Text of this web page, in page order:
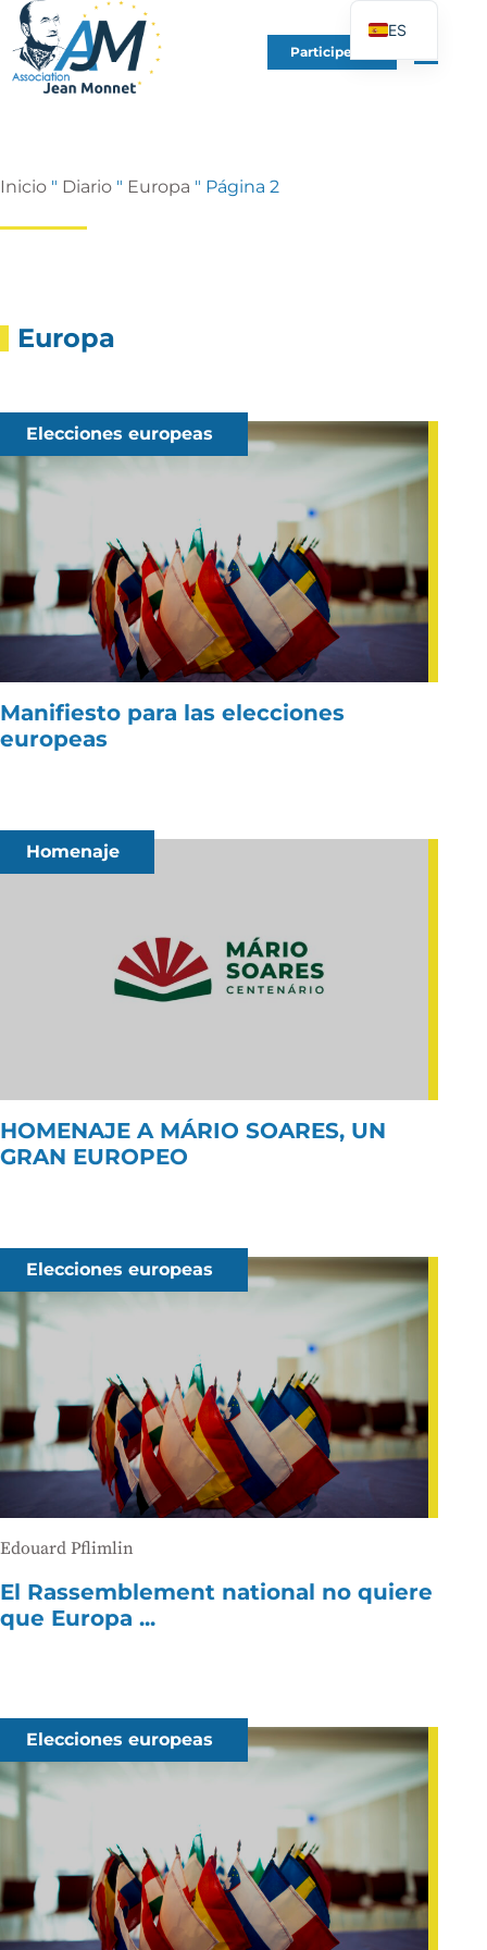
Participe en
Inicio " Diario " Europa " Página 2
Europa
Elecciones europeas
Manifiesto para las elecciones
europeas
Homenaje
HOMENAJE A MÁRIO SOARES, UN
GRAN EUROPEO
Elecciones europeas
Edouard Pflimlin
El Rassemblement national no quiere
que Europa ...
Elecciones europeas
ES
FR